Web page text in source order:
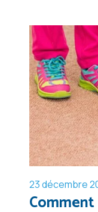
23 décembre